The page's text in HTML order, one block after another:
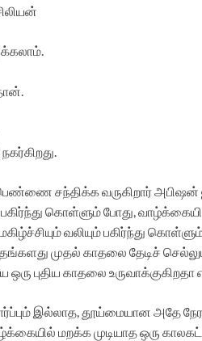
பெண்ணை சந்திக்க வருகிறார்
கொள்ளும் போது,
வலியும் பகிர்ந்து
முதல் காதலை தேடிச்
புதிய காதலை
இல்லாத, தூய்மையான அதே
மறக்க முடியாத ஒரு